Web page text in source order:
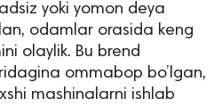
yoki yomon deya
odamlar orasida keng
olaylik. Bu brend
ommabop bo’lgan,
mashinalarni ishlab